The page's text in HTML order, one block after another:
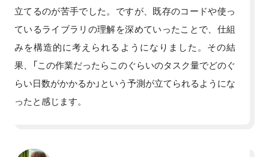
立てるのが苦手でした。ですが、既存のコードや使っ
ているライブラリの理解を深めていったことで、仕組
みを構造的に考えられるようになりました。その結
果、「この作業だったらこのぐらいのタスク量でどのぐ
らい日数がかかるか」という予測が立てられるようにな
ったと感じます。